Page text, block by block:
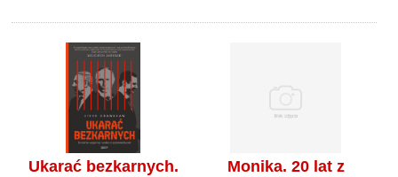
Ukarać bezkarnych.
Monika. 20 lat z